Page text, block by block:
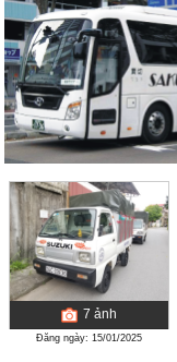
7 ảnh
Đăng ngày: 15/01/2025